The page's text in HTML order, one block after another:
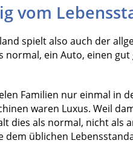
vom
spielt also auch der
normal, ein Auto, einen
Familien nur einmal in
waren Luxus. Weil
dies als normal, nicht als
dem üblichen